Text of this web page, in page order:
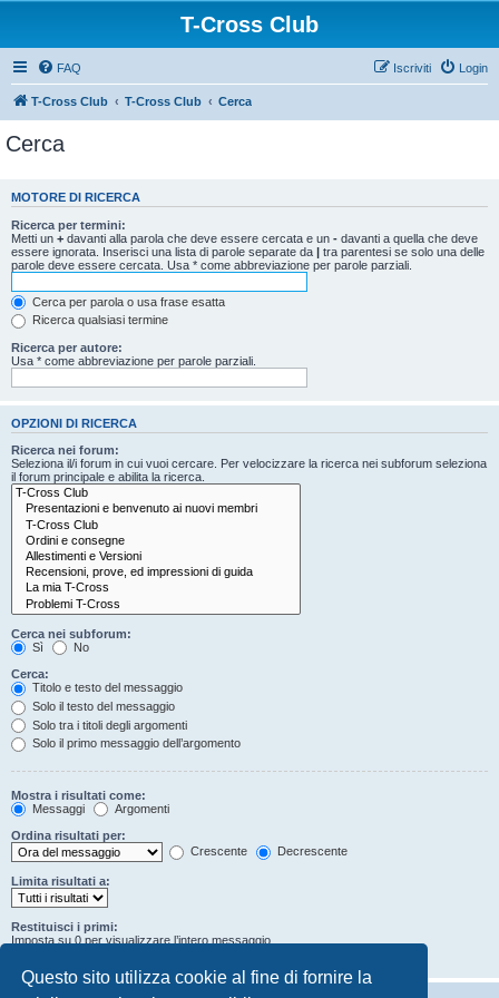
Questo sito utilizza cookie al fine di fornire la
T-Cross Club
FAQ Login
Iscriviti
T-Cross Club T-Cross Club Cerca
Cerca
MOTORE DI RICERCA
Ricerca per termini:
Metti un + davanti alla parola che deve essere cercata e un - davanti a quella che deve
essere ignorata. Inserisci una lista di parole separate da | tra parentesi se solo una delle
parole deve essere cercata. Usa * come abbreviazione per parole parziali.
Cerca per parola o usa frase esatta
Ricerca qualsiasi termine
Ricerca per autore:
Usa * come abbreviazione per parole parziali.
OPZIONI DI RICERCA
Ricerca nei forum:
Seleziona il/i forum in cui vuoi cercare. Per velocizzare la ricerca nei subforum seleziona
il forum principale e abilita la ricerca.
Cerca nei subforum:
Sì
No
Cerca:
Titolo e testo del messaggio
Solo il testo del messaggio
Solo tra i titoli degli argomenti
Solo il primo messaggio dell’argomento
Mostra i risultati come:
Messaggi
Argomenti
Ordina risultati per:
Crescente
Decrescente
Limita risultati a:
Restituisci i primi:
Imposta su 0 per visualizzare l’intero messaggio.